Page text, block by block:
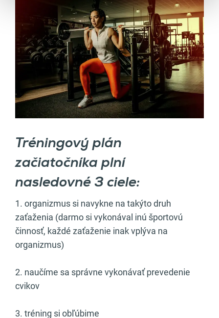
Tréningový plán
začiatočníka plní
nasledovné 3 ciele:
1. organizmus si navykne na takýto druh
zaťaženia (darmo si vykonával inú športovú
činnosť, každé zaťaženie inak vplýva na
organizmus)
2. naučíme sa správne vykonávať prevedenie
cvikov
3. tréning si obľúbime